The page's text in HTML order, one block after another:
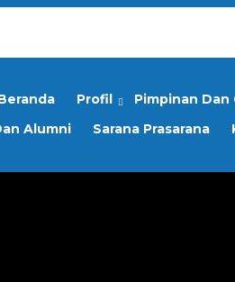
Profil Pimpinan Dan
Alumni
Sarana Prasarana